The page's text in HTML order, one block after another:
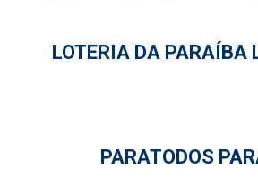
LOTERIA DA PARAÍBA
PARATODOS